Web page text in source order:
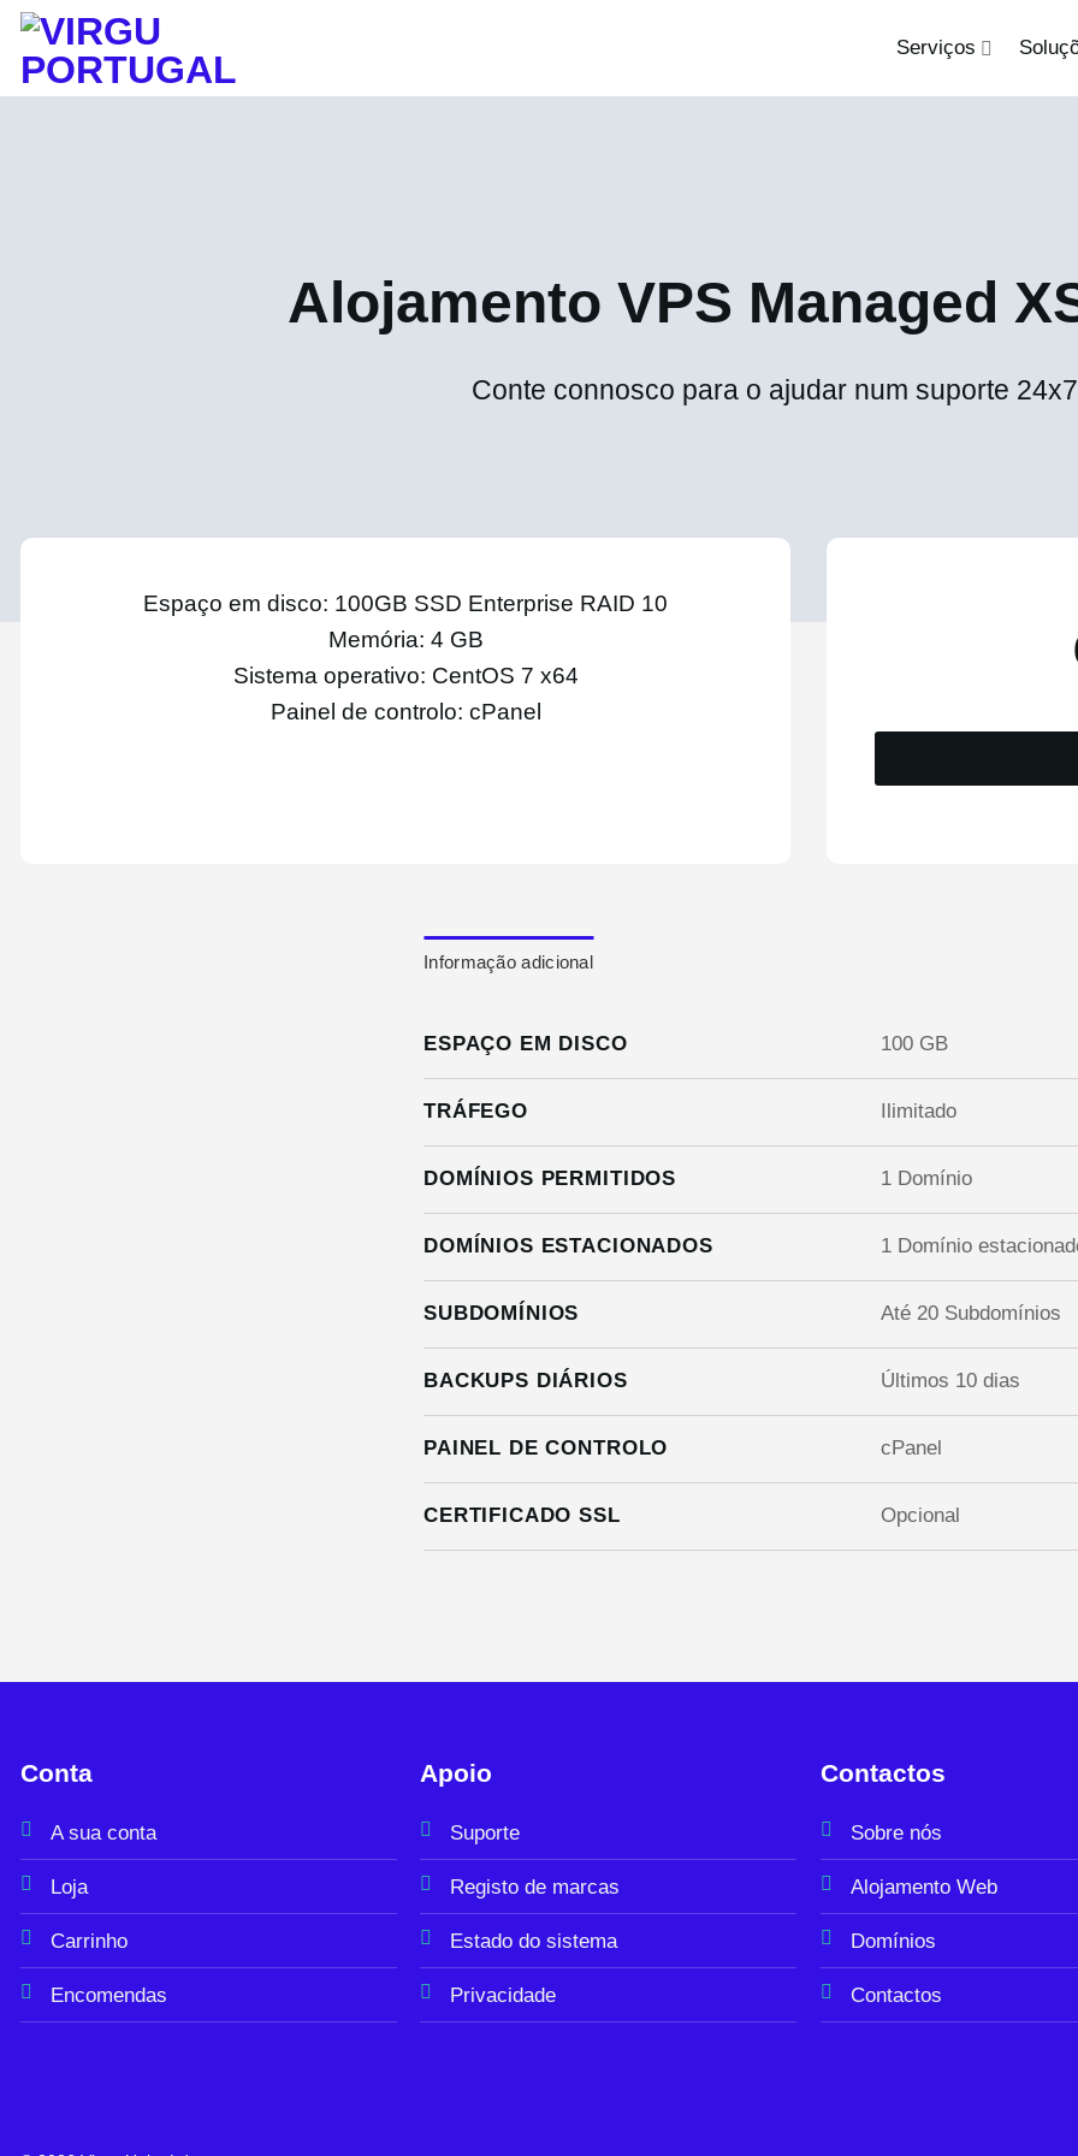
Skip
content
Serviços
Alojamento VPS Managed
Conte connosco para o ajudar num suporte
Espaço em disco: 100GB SSD Enterprise RAID 10
Memória: 4 GB
Sistema operativo: CentOS 7 x64
Painel de controlo: cPanel
Informação adicional
ESPAÇO EM DISCO 100 GB
TRÁFEGO Ilimitado
DOMÍNIOS PERMITIDOS 1 Domínio
DOMÍNIOS ESTACIONADOS 1 Domínio
SUBDOMÍNIOS Até 20 Subdomínios
BACKUPS DIÁRIOS Últimos 10 dias
PAINEL DE CONTROLO cPanel
CERTIFICADO SSL Opcional
Conta
A sua conta
Loja
Carrinho
Encomendas
Apoio
Suporte
Registo de marcas
Estado do sistema
Privacidade
Contactos
Sobre nós
Alojamento Web
Domínios
Contactos